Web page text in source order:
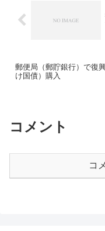
郵便局（郵貯銀行）で復
け国債）購入
コメント
コ